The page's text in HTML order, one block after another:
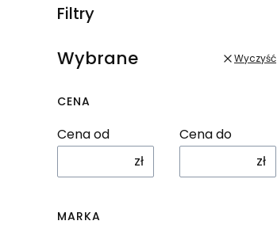
Filtry
Wybrane Wyczyść
CENA
Cena od
zł
Cena do
zł
MARKA